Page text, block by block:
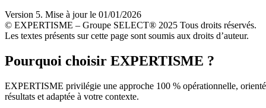
Version 5. Mise à jour le 01/01/2026
© EXPERTISME – Groupe SELECT® 2025 Tous droits réservés.
Les textes présents sur cette page sont soumis aux droits d’auteur.
Pourquoi choisir EXPERTISME ?
EXPERTISME privilégie une approche 100 % opérationnelle,
résultats et adaptée à votre contexte.